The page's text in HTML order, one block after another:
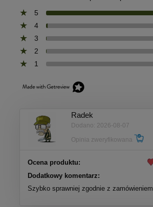
5
4
3
2
1
Radek
Dodano: 2026-08-07
Opinia zweryfikowana
Ocena produktu:
Dodatkowy komentarz:
Szybko sprawniej zgodnie z zamówieniem.